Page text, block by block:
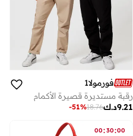
فورمولا1
رقبة مستديرة قصيرة الأكمام
د.ك9.21
18.76
-51%
00:30:00